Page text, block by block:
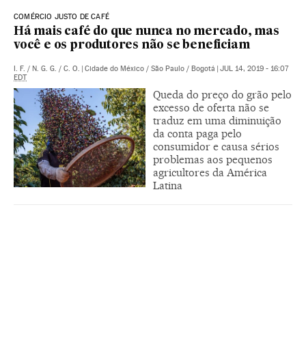
COMÉRCIO JUSTO DE CAFÉ
Há mais café do que nunca no mercado, mas
você e os produtores não se beneficiam
I. F. / N. G. G. / C. O. | Cidade do México / São Paulo / Bogotá | JUL 14, 2019 - 16:07
EDT
Queda do preço do grão pelo
excesso de oferta não se
traduz em uma diminuição
da conta paga pelo
consumidor e causa sérios
problemas aos pequenos
agricultores da América
Latina